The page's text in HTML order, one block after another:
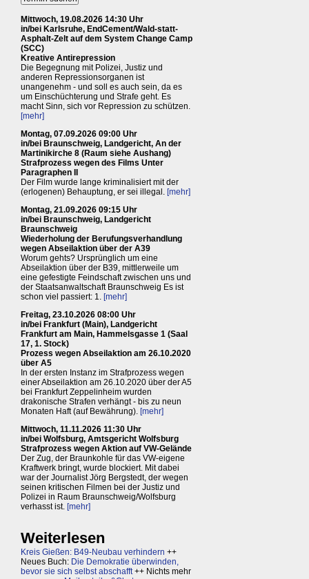
Mittwoch, 19.08.2026 14:30 Uhr
in/bei Karlsruhe, EndCement/Wald-statt-
Asphalt-Zelt auf dem System Change Camp
(SCC)
Kreative Antirepression
Die Begegnung mit Polizei, Justiz und
anderen Repressionsorganen ist
unangenehm - und soll es auch sein, da es
um Einschüchterung und Strafe geht. Es
macht Sinn, sich vor Repression zu schützen.
[mehr]
Montag, 07.09.2026 09:00 Uhr
in/bei Braunschweig, Landgericht, An der
Martinikirche 8 (Raum siehe Aushang)
Strafprozess wegen des Films Unter
Paragraphen II
Der Film wurde lange kriminalisiert mit der
(erlogenen) Behauptung, er sei illegal. [mehr]
Montag, 21.09.2026 09:15 Uhr
in/bei Braunschweig, Landgericht
Braunschweig
Wiederholung der Berufungsverhandlung
wegen Abseilaktion über der A39
Worum gehts? Ursprünglich um eine
Abseilaktion über der B39, mittlerweile um
eine gefestigte Feindschaft zwischen uns und
der Staatsanwaltschaft Braunschweig Es ist
schon viel passiert: 1. [mehr]
Freitag, 23.10.2026 08:00 Uhr
in/bei Frankfurt (Main), Landgericht
Frankfurt am Main, Hammelsgasse 1 (Saal
17, 1. Stock)
Prozess wegen Abseilaktion am 26.10.2020
über A5
In der ersten Instanz im Strafprozess wegen
einer Abseilaktion am 26.10.2020 über der A5
bei Frankfurt Zeppelinheim wurden
drakonische Strafen verhängt - bis zu neun
Monaten Haft (auf Bewährung). [mehr]
Mittwoch, 11.11.2026 11:30 Uhr
in/bei Wolfsburg, Amtsgericht Wolfsburg
Strafprozess wegen Aktion auf VW-Gelände
Der Zug, der Braunkohle für das VW-eigene
Kraftwerk bringt, wurde blockiert. Mit dabei
war der Journalist Jörg Bergstedt, der wegen
seinen kritischen Filmen bei der Justiz und
Polizei in Raum Braunschweig/Wolfsburg
verhasst ist. [mehr]
Weiterlesen
Kreis Gießen: B49-Neubau verhindern ++
Neues Buch: Die Demokratie überwinden,
bevor sie sich selbst abschafft++ Nichts mehr